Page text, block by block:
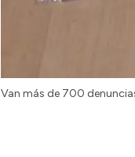
Van más de 700